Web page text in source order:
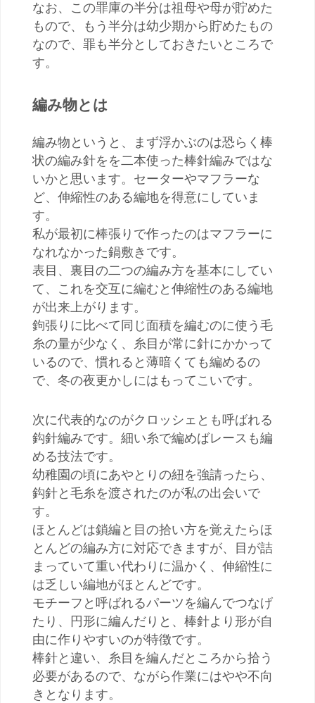
なお、この罪庫の半分は祖母や母が貯めた
もので、もう半分は幼少期から貯めたもの
なので、罪も半分としておきたいところで
す。
編み物とは
編み物というと、まず浮かぶのは恐らく棒
状の編み針をを二本使った棒針編みではな
いかと思います。セーターやマフラーな
ど、伸縮性のある編地を得意にしていま
す。
私が最初に棒張りで作ったのはマフラーに
なれなかった鍋敷きです。
表目、裏目の二つの編み方を基本にしてい
て、これを交互に編むと伸縮性のある編地
が出来上がります。
鉤張りに比べて同じ面積を編むのに使う毛
糸の量が少なく、糸目が常に針にかかって
いるので、慣れると薄暗くても編めるの
で、冬の夜更かしにはもってこいです。
次に代表的なのがクロッシェとも呼ばれる
鈎針編みです。細い糸で編めばレースも編
める技法です。
幼稚園の頃にあやとりの紐を強請ったら、
鈎針と毛糸を渡されたのが私の出会いで
す。
ほとんどは鎖編と目の拾い方を覚えたらほ
とんどの編み方に対応できますが、目が詰
まっていて重い代わりに温かく、伸縮性に
は乏しい編地がほとんどです。
モチーフと呼ばれるパーツを編んでつなげ
たり、円形に編んだりと、棒針より形が自
由に作りやすいのが特徴です。
棒針と違い、糸目を編んだところから拾う
必要があるので、ながら作業にはやや不向
きとなります。